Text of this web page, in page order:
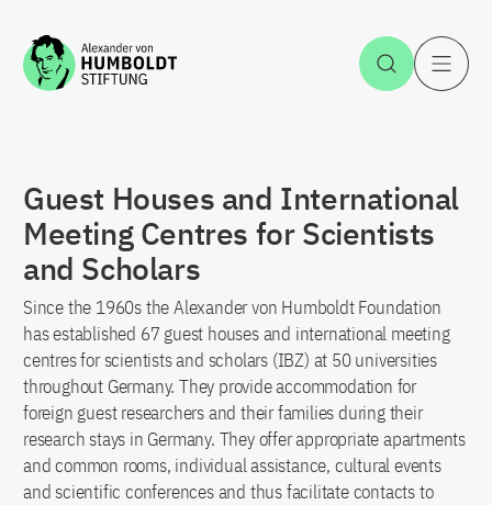
Jump to the content Open
Guest Houses and International
Meeting Centres for Scientists
and Scholars
Since the 1960s the Alexander von Humboldt Foundation
has established 67 guest houses and international meeting
centres for scientists and scholars (IBZ) at 50 universities
throughout Germany. They provide accommodation for
foreign guest researchers and their families during their
research stays in Germany. They offer appropriate apartments
and common rooms, individual assistance, cultural events
and scientific conferences and thus facilitate contacts to